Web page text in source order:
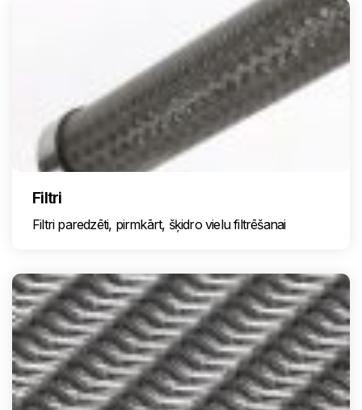
Filtri
Filtri paredzēti, pirmkārt, šķidro vielu filtrēšanai